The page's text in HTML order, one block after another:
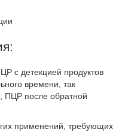
с детекцией продуктов
времени, так
ПЦР после обратной
применений, требующих